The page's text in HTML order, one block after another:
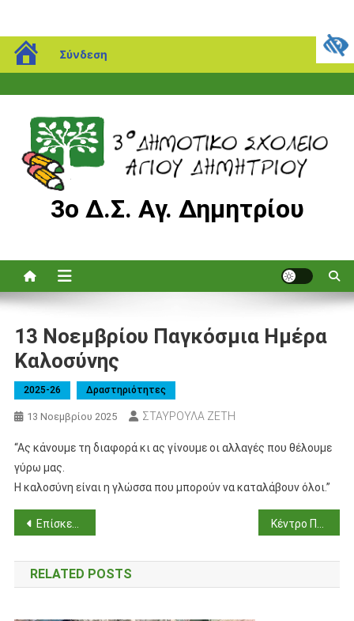
blogs.sch.gr
Σύνδεση
Μεταπηδήστε
στο
3ο Δ.Σ. Αγ. Δημητρίου
13 Νοεμβρίου Παγκόσμια Ημέρα
Καλοσύνης
2025-26 Δραστηριότητες
13 Νοεμβρίου 2025 ΣΤΑΥΡΟΥΛΑ ΖΕΤΗ
“Ας κάνουμε τη διαφορά κι ας γίνουμε οι αλλαγές που θέλουμε
γύρω μας.
Η καλοσύνη είναι η γλώσσα που μπορούν να καταλάβουν όλοι.”
Πλοήγηση
άρθρων
Επίσκεψη στο Ζωολογικό Μουσείο του Πανεπιστημίου Αθηνών Κέντρο Πολιτισμού “Σταύρος Νιάρχος”
RELATED POSTS